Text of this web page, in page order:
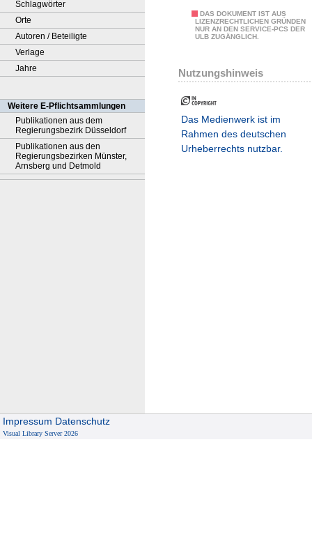
Schlagwörter
Orte
Autoren / Beteiligte
Verlage
Jahre
Weitere E-Pflichtsammlungen
Publikationen aus dem
Regierungsbezirk Düsseldorf
Publikationen aus den
Regierungsbezirken Münster,
Arnsberg und Detmold
DAS DOKUMENT IST AUS
LIZENZRECHTLICHEN GRÜNDEN
NUR AN DEN SERVICE-PCS DER
ULB ZUGÄNGLICH.
Nutzungshinweis
Das Medienwerk ist im
Rahmen des deutschen
Urheberrechts nutzbar.
Impressum Datenschutz
Visual Library Server 2026